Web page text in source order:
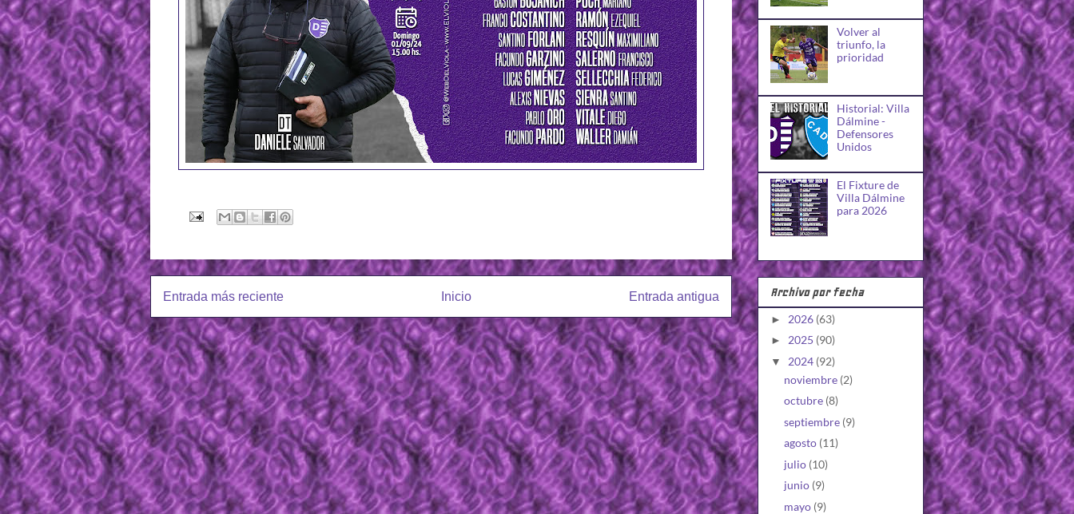
Entrada más reciente Entrada antigua
Inicio
Volver al
triunfo, la
prioridad
Historial: Villa
Dálmine -
Defensores
Unidos
El Fixture de
Villa Dálmine
para 2026
Archivo por fecha
► 2026 (63)
► 2025 (90)
▼ 2024 (92)
noviembre (2)
octubre (8)
septiembre (9)
agosto (11)
julio (10)
junio (9)
mayo (9)